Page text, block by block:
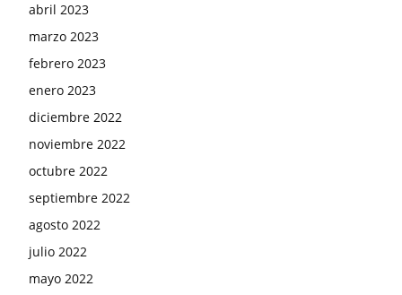
abril 2023
marzo 2023
febrero 2023
enero 2023
diciembre 2022
noviembre 2022
octubre 2022
septiembre 2022
agosto 2022
julio 2022
mayo 2022